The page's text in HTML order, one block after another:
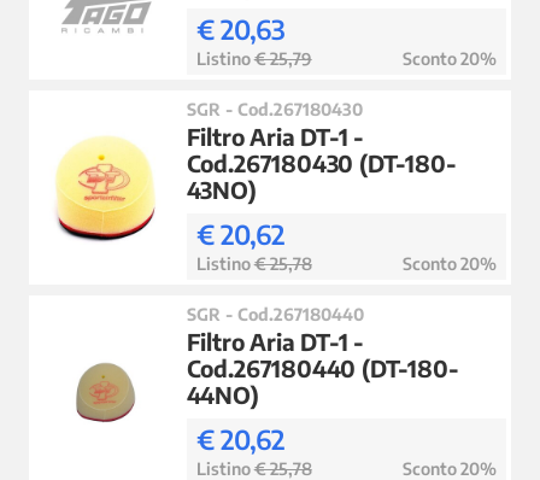
€ 20,63
Listino€ 25,79 Sconto 20%
SGR - Cod.267180430
Filtro Aria DT-1 -
Cod.267180430 (DT-180-
43NO)
€ 20,62
Listino€ 25,78 Sconto 20%
SGR - Cod.267180440
Filtro Aria DT-1 -
Cod.267180440 (DT-180-
44NO)
€ 20,62
Listino€ 25,78 Sconto 20%